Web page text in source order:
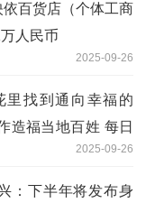
百货店（个体工商
人民币
2025-09-26
里找到通向幸福的
福当地百姓 每日
2025-09-26
：下半年将发布身